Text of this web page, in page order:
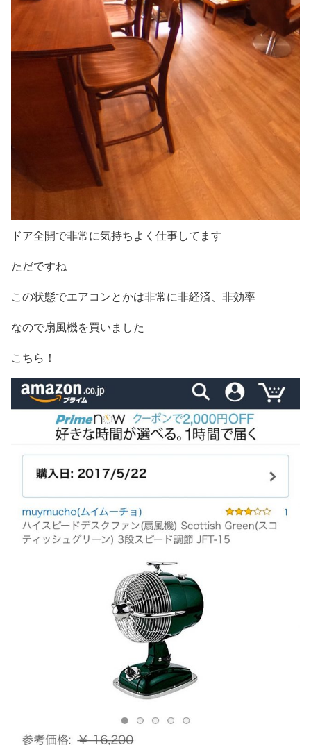
ドア全開で非常に気持ちよく仕事してます
ただですね
この状態でエアコンとかは非常に非経済、非効率
なので扇風機を買いました
こちら！